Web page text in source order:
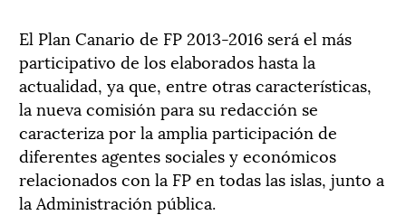
El Plan Canario de FP 2013-2016 será el más
participativo de los elaborados hasta la
actualidad, ya que, entre otras características,
la nueva comisión para su redacción se
caracteriza por la amplia participación de
diferentes agentes sociales y económicos
relacionados con la FP en todas las islas, junto a
la Administración pública.